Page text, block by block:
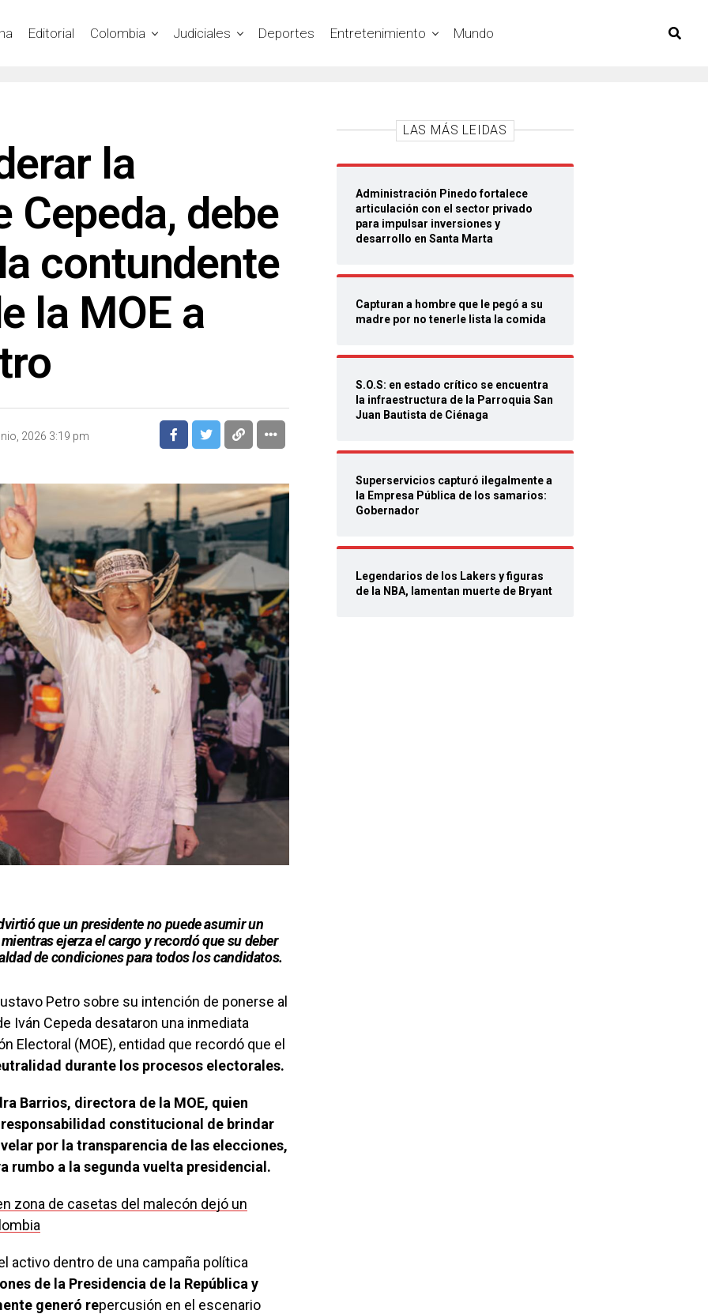
Editorial Colombia Judiciales Deportes Entretenimiento Mundo
la
Cepeda, debe
contundente
la MOE a
2026 3:19 pm
que un presidente no puede asumir un
ejerza el cargo y recordó que su deber
de condiciones para todos los candidatos.
Petro sobre su intención de ponerse al
Iván Cepeda desataron una inmediata
Electoral (MOE), entidad que recordó que el
durante los procesos electorales.
Barrios, directora de la MOE, quien
constitucional de brindar
por la transparencia de las elecciones,
rumbo a la segunda vuelta presidencial.
zona de casetas del malecón dejó un
activo dentro de una campaña política
de la Presidencia de la República y
generó repercusión en el escenario
LAS MÁS LEIDAS
Administración Pinedo fortalece
articulación con el sector privado
para impulsar inversiones y
desarrollo en Santa Marta
Capturan a hombre que le pegó a su
madre por no tenerle lista la comida
S.O.S: en estado crítico se encuentra
la infraestructura de la Parroquia San
Juan Bautista de Ciénaga
Superservicios capturó ilegalmente a
la Empresa Pública de los samarios:
Gobernador
Legendarios de los Lakers y figuras
de la NBA, lamentan muerte de Bryant